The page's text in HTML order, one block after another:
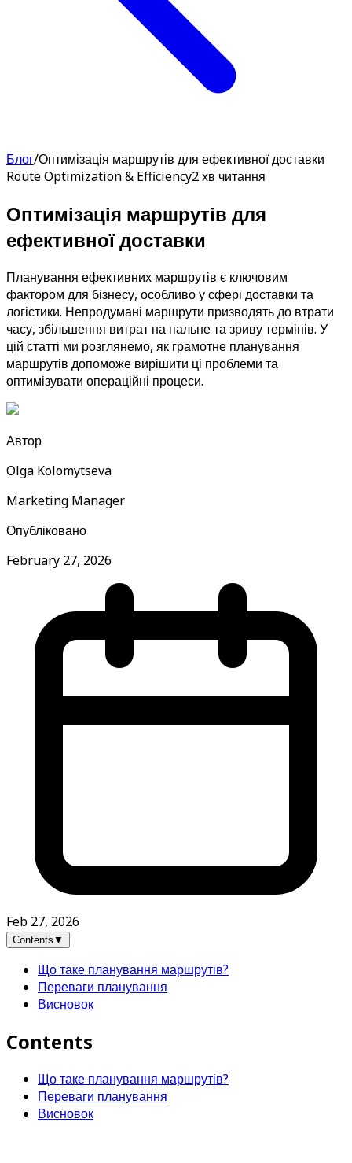
Блог/Оптимізація маршрутів для ефективної доставки
Route Optimization & Efficiency2 хв читання
Оптимізація маршрутів для
ефективної доставки
Планування ефективних маршрутів є ключовим
фактором для бізнесу, особливо у сфері доставки та
логістики. Непродумані маршрути призводять до втрати
часу, збільшення витрат на пальне та зриву термінів. У
цій статті ми розглянемо, як грамотне планування
маршрутів допоможе вирішити ці проблеми та
оптимізувати операційні процеси.
Автор
Olga Kolomytseva
Marketing Manager
Опубліковано
February 27, 2026
Feb 27, 2026
Contents ▼
Що таке планування маршрутів?
Переваги планування
Висновок
Contents
Що таке планування маршрутів?
Переваги планування
Висновок